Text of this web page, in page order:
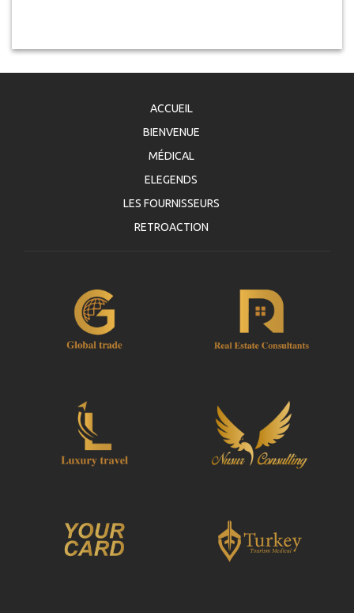
ACCUEIL
BIENVENUE
MÉDICAL
ELEGENDS
LES FOURNISSEURS
RETROACTION